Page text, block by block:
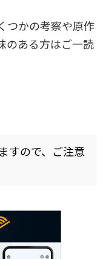
つかの考察や原作
のある方はご一読
すので、ご注意